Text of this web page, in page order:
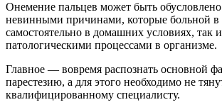
Онемение пальцев может быть
невинными причинами, которые больной в
самостоятельно в домашних условиях, так
патологическими процессами в организме.
Главное — вовремя распознать основной
парестезию, а для этого необходимо не
квалифицированному специалисту.